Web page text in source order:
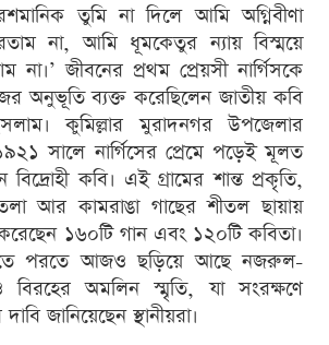
তুমি না দিলে আমি অগ্নিবীণা
না, আমি ধূমকেতুর ন্যায় বিস্ময়ে
না।’ জীবনের প্রথম প্রেয়সী নার্গিসকে
অনুভূতি ব্যক্ত করেছিলেন জাতীয় কবি
কুমিল্লার মুরাদনগর উপজেলার
সালে নার্গিসের প্রেমে পড়েই মূলত
কবি। এই গ্রামের শান্ত প্রকৃতি,
আর কামরাঙা গাছের শীতল ছায়ায়
১৬০টি গান এবং ১২০টি কবিতা।
পরতে আজও ছড়িয়ে আছে নজরুল-
বিরহের অমলিন স্মৃতি, যা সংরক্ষণে
জানিয়েছেন স্থানীয়রা।